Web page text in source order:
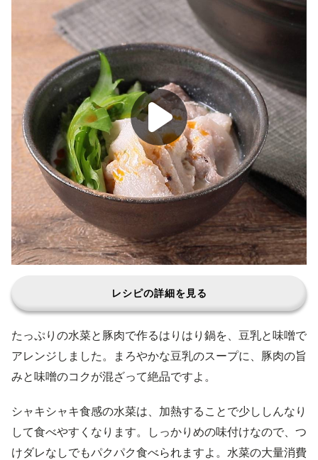
レシピの詳細を見る
たっぷりの水菜と豚肉で作るはりはり鍋を、豆乳と味噌で
アレンジしました。まろやかな豆乳のスープに、豚肉の旨
みと味噌のコクが混ざって絶品ですよ。
シャキシャキ食感の水菜は、加熱することで少ししんなり
して食べやすくなります。しっかりめの味付けなので、つ
けダレなしでもパクパク食べられますよ。水菜の大量消費